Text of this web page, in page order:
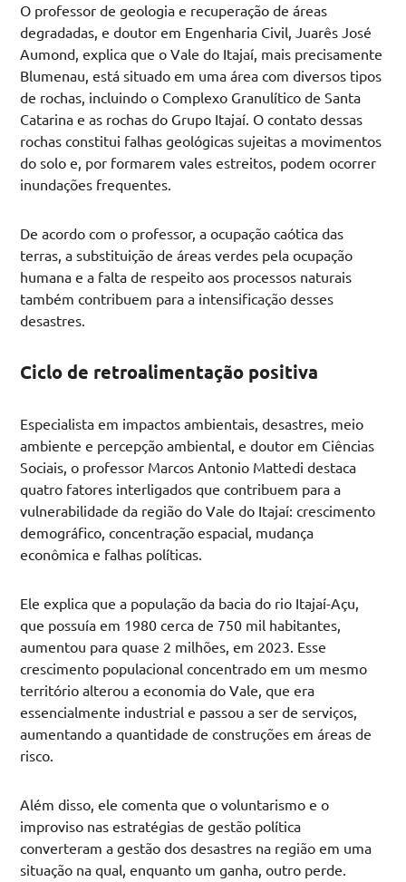
O professor de geologia e recuperação de áreas
degradadas, e doutor em Engenharia Civil, Juarês José
Aumond, explica que o Vale do Itajaí, mais precisamente
Blumenau, está situado em uma área com diversos tipos
de rochas, incluindo o Complexo Granulítico de Santa
Catarina e as rochas do Grupo Itajaí. O contato dessas
rochas constitui falhas geológicas sujeitas a movimentos
do solo e, por formarem vales estreitos, podem ocorrer
inundações frequentes.
De acordo com o professor, a ocupação caótica das
terras, a substituição de áreas verdes pela ocupação
humana e a falta de respeito aos processos naturais
também contribuem para a intensificação desses
desastres.
Ciclo de retroalimentação positiva
Especialista em impactos ambientais, desastres, meio
ambiente e percepção ambiental, e doutor em Ciências
Sociais, o professor Marcos Antonio Mattedi destaca
quatro fatores interligados que contribuem para a
vulnerabilidade da região do Vale do Itajaí: crescimento
demográfico, concentração espacial, mudança
econômica e falhas políticas.
Ele explica que a população da bacia do rio Itajaí-Açu,
que possuía em 1980 cerca de 750 mil habitantes,
aumentou para quase 2 milhões, em 2023. Esse
crescimento populacional concentrado em um mesmo
território alterou a economia do Vale, que era
essencialmente industrial e passou a ser de serviços,
aumentando a quantidade de construções em áreas de
risco.
Além disso, ele comenta que o voluntarismo e o
improviso nas estratégias de gestão política
converteram a gestão dos desastres na região em uma
situação na qual, enquanto um ganha, outro perde.